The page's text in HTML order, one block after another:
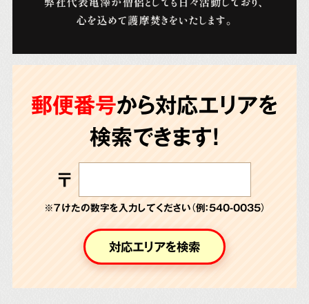
郵便番号から対応エリアを
検索できます!
〒
※７けたの数字を入力してください（例：540-0035）
対応エリアを検索